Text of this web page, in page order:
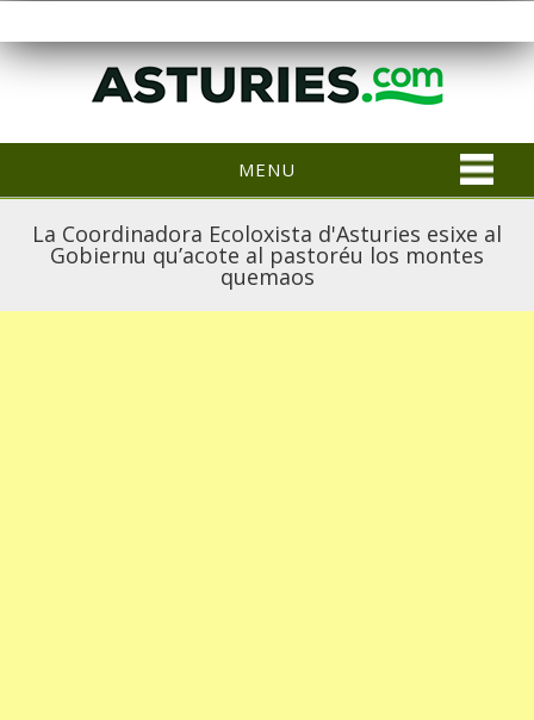
MENU
La Coordinadora Ecoloxista d'Asturies esixe al
Gobiernu qu’acote al pastoréu los montes
quemaos